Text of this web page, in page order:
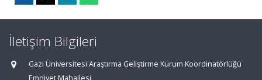
İletişim Bilgileri
Gazi Üniversitesi Araştırma Geliştirme Kurum Koordinatörlüğü
Emniyet Mahallesi